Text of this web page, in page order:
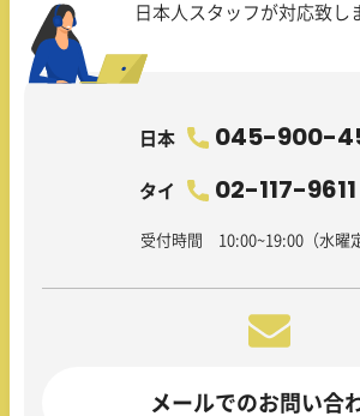
日本人スタッフが対応致し
日本 045-900-
タイ 02-117-9611
受付時間 10:00~19:00（水曜
メールでのお問い合